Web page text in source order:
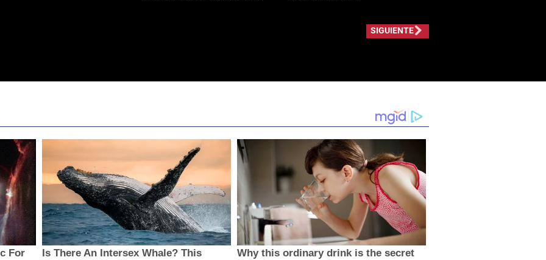
SIGUIENTE
For
Is There An Intersex Whale? This
Why this ordinary drink is the secret